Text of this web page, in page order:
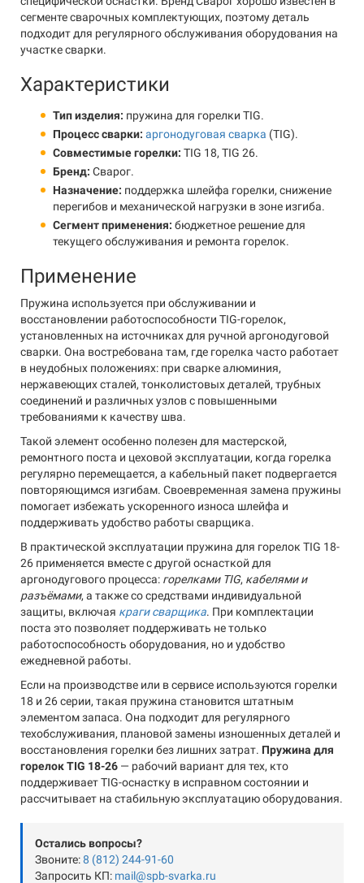
сегменте сварочных комплектующих, поэтому деталь
подходит для регулярного обслуживания оборудования на
участке сварки.
Характеристики
Тип изделия: пружина для горелки TIG.
Процесс сварки: аргонодуговая сварка (TIG).
Совместимые горелки: TIG 18, TIG 26.
Бренд: Сварог.
Назначение: поддержка шлейфа горелки, снижение
перегибов и механической нагрузки в зоне изгиба.
Сегмент применения: бюджетное решение для
текущего обслуживания и ремонта горелок.
Применение
Пружина используется при обслуживании и
восстановлении работоспособности TIG-горелок,
установленных на источниках для ручной аргонодуговой
сварки. Она востребована там, где горелка часто работает
в неудобных положениях: при сварке алюминия,
нержавеющих сталей, тонколистовых деталей, трубных
соединений и различных узлов с повышенными
требованиями к качеству шва.
Такой элемент особенно полезен для мастерской,
ремонтного поста и цеховой эксплуатации, когда горелка
регулярно перемещается, а кабельный пакет подвергается
повторяющимся изгибам. Своевременная замена пружины
помогает избежать ускоренного износа шлейфа и
поддерживать удобство работы сварщика.
В практической эксплуатации пружина для горелок TIG 18-
26 применяется вместе с другой оснасткой для
аргонодугового процесса: горелками TIG, кабелями и
разъёмами, а также со средствами индивидуальной
защиты, включая краги сварщика. При комплектации
поста это позволяет поддерживать не только
работоспособность оборудования, но и удобство
ежедневной работы.
Если на производстве или в сервисе используются горелки
18 и 26 серии, такая пружина становится штатным
элементом запаса. Она подходит для регулярного
техобслуживания, плановой замены изношенных деталей и
восстановления горелки без лишних затрат. Пружина для
горелок TIG 18-26 — рабочий вариант для тех, кто
поддерживает TIG-оснастку в исправном состоянии и
рассчитывает на стабильную эксплуатацию оборудования.
Остались вопросы?
Звоните:8 (812) 244-91-60
Запросить КП: mail@spb-svarka.ru